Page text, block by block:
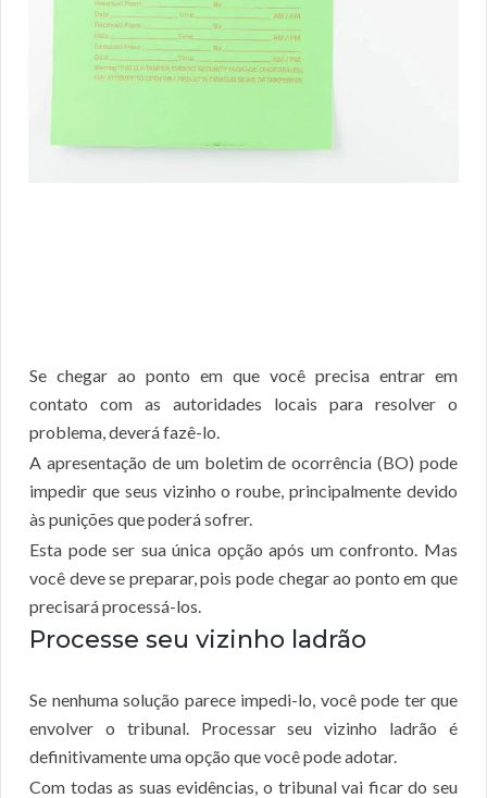
Se chegar ao ponto em que você precisa entrar em
contato com as autoridades locais para resolver o
problema, deverá fazê-lo.
A apresentação de um boletim de ocorrência (BO) pode
impedir que seus vizinho o roube, principalmente devido
às punições que poderá sofrer.
Esta pode ser sua única opção após um confronto. Mas
você deve se preparar, pois pode chegar ao ponto em que
precisará processá-los.
Processe seu vizinho ladrão
Se nenhuma solução parece impedi-lo, você pode ter que
envolver o tribunal. Processar seu vizinho ladrão é
definitivamente uma opção que você pode adotar.
Com todas as suas evidências, o tribunal vai ficar do seu